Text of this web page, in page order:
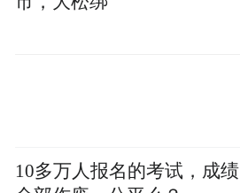
10多万人报名的考试，成绩